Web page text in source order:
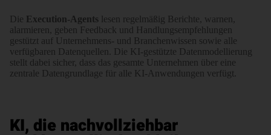
Die Execution-Agents lesen regelmäßig Berichte, warnen,
alarmieren, geben Feedback und Handlungsempfehlungen
gestützt auf Unternehmens- und Branchenwissen sowie alle
verfügbaren Datenquellen. Die KI-gestützte Datenmodellierung
stellt dabei sicher, dass das gesamte Unternehmen über eine
zentrale Datengrundlage für alle KI-Anwendungen verfügt.
KI, die nachvollziehbar